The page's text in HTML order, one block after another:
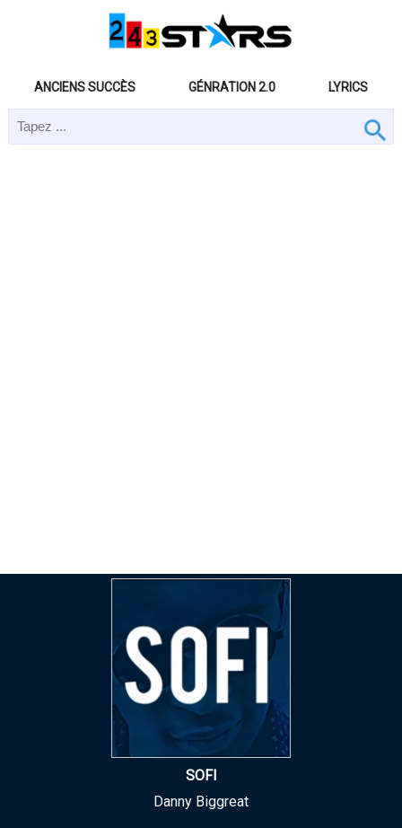
ANCIENS SUCCÈS GÉNRATION 2.0 LYRICS
SOFI
Danny Biggreat